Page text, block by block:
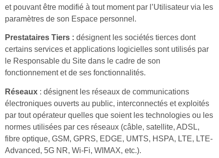
et pouvant être modifié à tout moment par l’Utilisateur via les
paramètres de son Espace personnel.
Prestataires Tiers : désignent les sociétés tierces dont
certains services et applications logicielles sont utilisés par
le Responsable du Site dans le cadre de son
fonctionnement et de ses fonctionnalités.
Réseaux : désignent les réseaux de communications
électroniques ouverts au public, interconnectés et exploités
par tout opérateur quelles que soient les technologies ou les
normes utilisées par ces réseaux (câble, satellite, ADSL,
fibre optique, GSM, GPRS, EDGE, UMTS, HSPA, LTE, LTE-
Advanced, 5G NR, Wi-Fi, WIMAX, etc.).